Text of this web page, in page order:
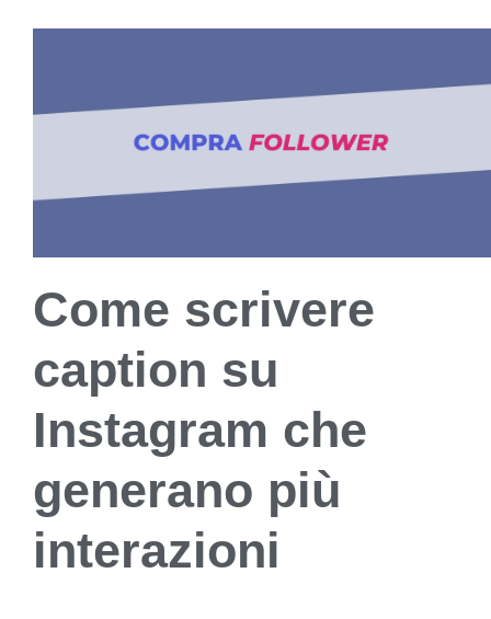
Come scrivere
caption su
Instagram che
generano più
interazioni